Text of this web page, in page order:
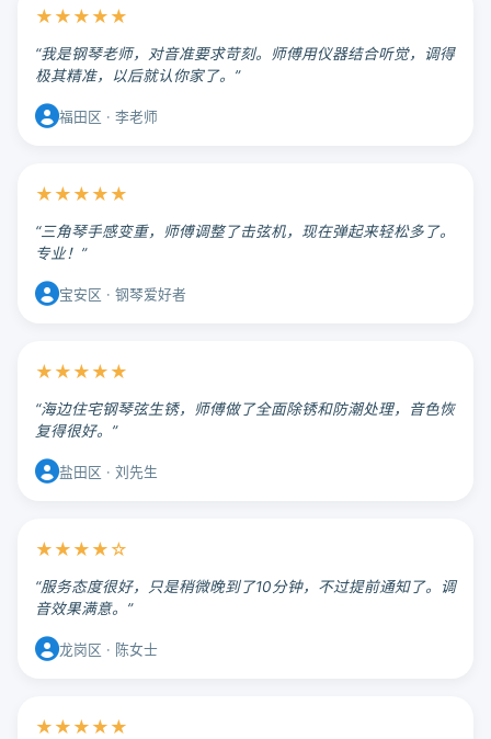
★★★★★
“我是钢琴老师，对音准要求苛刻。师傅用仪器结合听觉，调得
极其精准，以后就认你家了。”
福田区 · 李老师
★★★★★
“三角琴手感变重，师傅调整了击弦机，现在弹起来轻松多了。
专业！”
宝安区 · 钢琴爱好者
★★★★★
“海边住宅钢琴弦生锈，师傅做了全面除锈和防潮处理，音色恢
复得很好。”
盐田区 · 刘先生
★★★★☆
“服务态度很好，只是稍微晚到了10分钟，不过提前通知了。调
音效果满意。”
龙岗区 · 陈女士
★★★★★